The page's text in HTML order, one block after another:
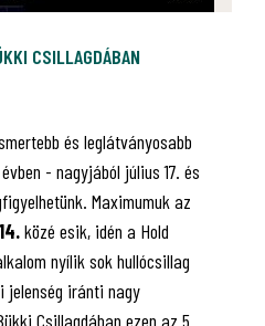
CSILLAGDÁBAN
és leglátványosabb
- nagyjából július 17. és
Maximumuk az
közé esik, idén a Hold
nyílik sok hullócsillag
jelenség iránti nagy
Csillagdában ezen az 5